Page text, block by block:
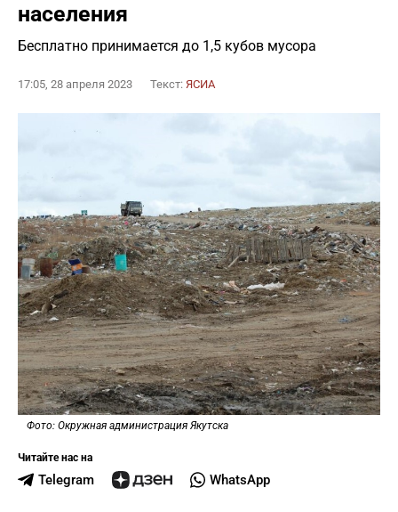
населения
Бесплатно принимается до 1,5 кубов мусора
17:05, 28 апреля 2023 Текст: ЯСИА
Фото: Окружная администрация Якутска
Читайте нас на
Telegram WhatsApp